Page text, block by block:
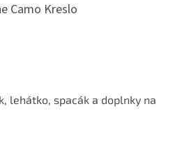
Camo Kreslo
je 5 z 5 hviezdičiek.
lehátko, spacák a doplnky na